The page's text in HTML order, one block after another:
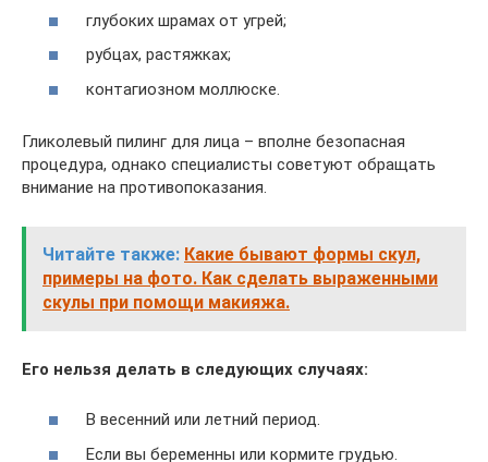
глубоких шрамах от угрей;
рубцах, растяжках;
контагиозном моллюске.
Гликолевый пилинг для лица – вполне безопасная
процедура, однако специалисты советуют обращать
внимание на противопоказания.
Читайте также: Какие бывают формы скул,
примеры на фото. Как сделать выраженными
скулы при помощи макияжа.
Его нельзя делать в следующих случаях:
В весенний или летний период.
Если вы беременны или кормите грудью.